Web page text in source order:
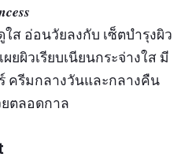
อ่อนวัยลงกับ เซ็ตบำรุงผิว
ยผิวเรียบเนียนกระจ่างใส มี
ครีมกลางวันและกลางคืน
ตลอดกาล